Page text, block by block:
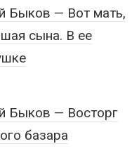
Быков — Вот мать,
сына. В ее
Быков — Восторг
базара